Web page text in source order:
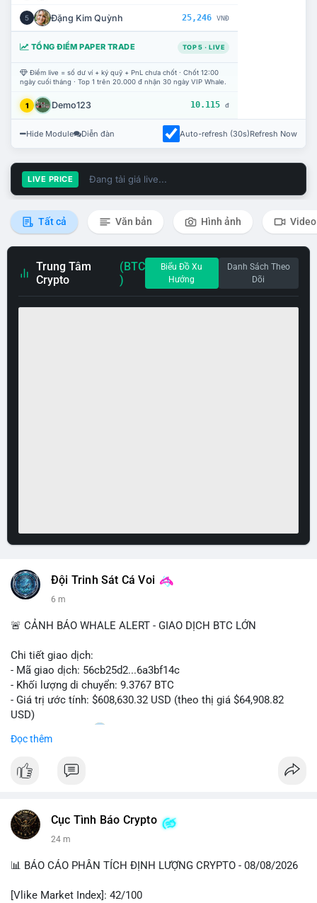
5 Đặng Kim Quỳnh 25,246 VNĐ
TỔNG ĐIỂM PAPER TRADE TOP 5 · LIVE
Điểm live = số dư ví + ký quỹ + PnL chưa chốt · Chốt 12:00
ngày cuối tháng · Top 1 trên 20.000 đ nhận 30 ngày VIP Whale.
1 Demo123 10.115 đ
Hide Module Diễn đàn Auto-refresh (30s)Refresh Now
LIVE PRICE Đang tải giá live...
Tất cả Văn bản Hình ảnh Video
Trung Tâm
Crypto
(BTC
)
Biểu Đồ Xu
Hướng
Danh Sách Theo
Dõi
Đội Trinh Sát Cá Voi
6 m
🚨 CẢNH BÁO WHALE ALERT - GIAO DỊCH BTC LỚN
Chi tiết giao dịch:
- Mã giao dịch: 56cb25d2...6a3bf14c
- Khối lượng di chuyển: 9.3767 BTC
- Giá trị ước tính: $608,630.32 USD (theo thị giá $64,908.82
USD)
- Thời gian: 02:20
Nhận định phân tích:
Giao dịch gần 610 nghìn USD được thực hiện trong khung giờ
bình lớn này, khả năng cao là cá voi đang tái phân bổ tài sản
giữa các ví nóng hoặc chuyển sang ví lạnh để tích lũy dài hạn,
vào sàn giao dịch tập trung trong các khối tiếp theo, áp lực
cơ ngắn hạn.
Đọc thêm
Cục Tình Báo Crypto
25 m
📊 BÁO CÁO PHÂN TÍCH ĐỊNH LƯỢNG CRYPTO - 08/08/2026
[Vlike Market Index]: 42/100